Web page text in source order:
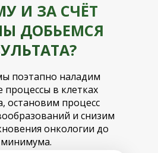
И ЗА СЧЁТ
ДОБЬЕМСЯ
поэтапно наладим
в клетках
остановим процесс
и снизим
онкологии до
минимума.